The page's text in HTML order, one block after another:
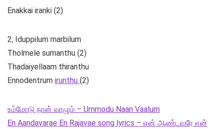
Enakkai iranki (2)
2, Iduppilum marbilum
Tholmele sumanthu (2)
Thadaiyellaam thiranthu
Ennodentrum irunthu (2)
உம்மோடு நான் வாழும் – Ummodu Naan Vaalum
En Aandavarae En Rajavae song lyrics – என் ஆண்டவரே என்